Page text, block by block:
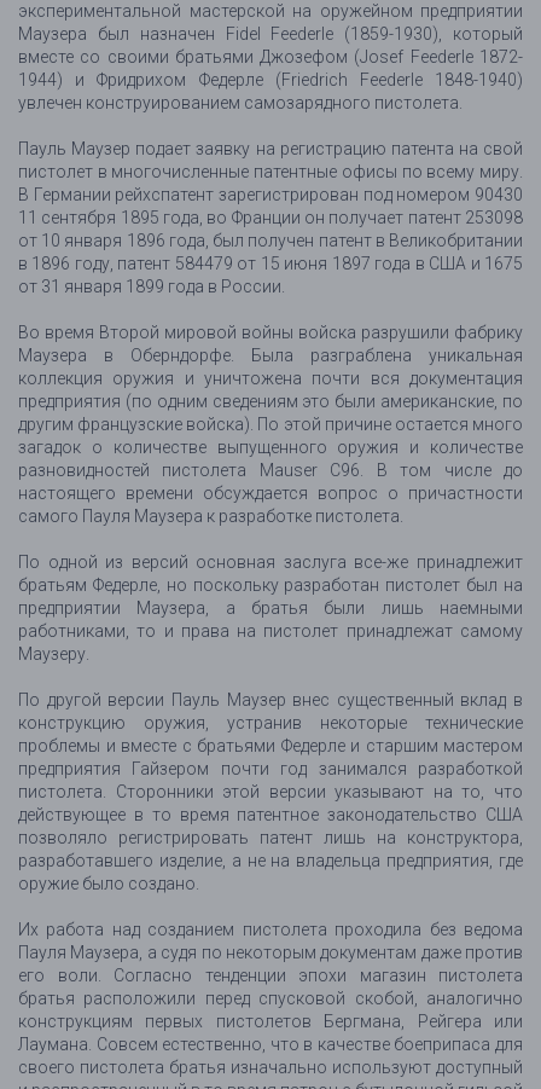
экспериментальной мастерской на оружейном предприятии
Маузера был назначен Fidel Feederle (1859-1930), который
вместе со своими братьями Джозефом (Josef Feederle 1872-
1944) и Фридрихом Федерле (Friedrich Feederle 1848-1940)
увлечен конструированием самозарядного пистолета.
Пауль Маузер подает заявку на регистрацию патента на свой
пистолет в многочисленные патентные офисы по всему миру.
В Германии рейхспатент зарегистрирован под номером 90430
11 сентября 1895 года, во Франции он получает патент 253098
от 10 января 1896 года, был получен патент в Великобритании
в 1896 году, патент 584479 от 15 июня 1897 года в США и 1675
от 31 января 1899 года в России.
Во время Второй мировой войны войска разрушили фабрику
Маузера в Оберндорфе. Была разграблена уникальная
коллекция оружия и уничтожена почти вся документация
предприятия (по одним сведениям это были американские, по
другим французские войска). По этой причине остается много
загадок о количестве выпущенного оружия и количестве
разновидностей пистолета Mauser C96. В том числе до
настоящего времени обсуждается вопрос о причастности
самого Пауля Маузера к разработке пистолета.
По одной из версий основная заслуга все-же принадлежит
братьям Федерле, но поскольку разработан пистолет был на
предприятии Маузера, а братья были лишь наемными
работниками, то и права на пистолет принадлежат самому
Маузеру.
По другой версии Пауль Маузер внес существенный вклад в
конструкцию оружия, устранив некоторые технические
проблемы и вместе с братьями Федерле и старшим мастером
предприятия Гайзером почти год занимался разработкой
пистолета. Сторонники этой версии указывают на то, что
действующее в то время патентное законодательство США
позволяло регистрировать патент лишь на конструктора,
разработавшего изделие, а не на владельца предприятия, где
оружие было создано.
Их работа над созданием пистолета проходила без ведома
Пауля Маузера, а судя по некоторым документам даже против
его воли. Согласно тенденции эпохи магазин пистолета
братья расположили перед спусковой скобой, аналогично
конструкциям первых пистолетов Бергмана, Рейгера или
Лаумана. Совсем естественно, что в качестве боеприпаса для
своего пистолета братья изначально используют доступный